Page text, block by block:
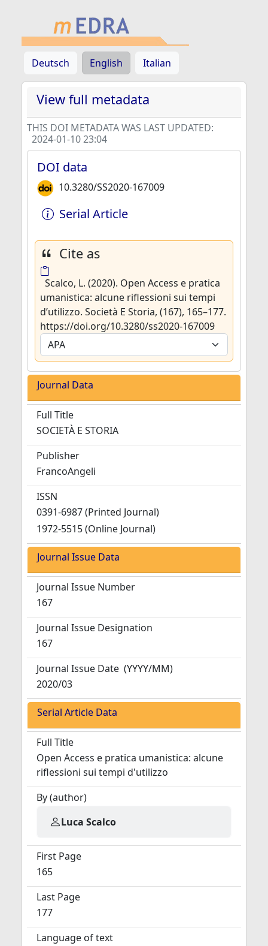
Deutsch English Italian
View full metadata
THIS DOI METADATA WAS LAST UPDATED:
2024-01-10 23:04
DOI data
10.3280/SS2020-167009
Serial Article
Cite as
Scalco, L. (2020). Open Access e pratica
umanistica: alcune riflessioni sui tempi
d’utilizzo. Società E Storia, (167), 165–177.
https://doi.org/10.3280/ss2020-167009
Journal Data
Full Title
SOCIETÀ E STORIA
Publisher
FrancoAngeli
ISSN
0391-6987 (Printed Journal)
1972-5515 (Online Journal)
Journal Issue Data
Journal Issue Number
167
Journal Issue Designation
167
Journal Issue Date (YYYY/MM)
2020/03
Serial Article Data
Full Title
Open Access e pratica umanistica: alcune
riflessioni sui tempi d'utilizzo
By (author)
Luca Scalco
First Page
165
Last Page
177
Language of text